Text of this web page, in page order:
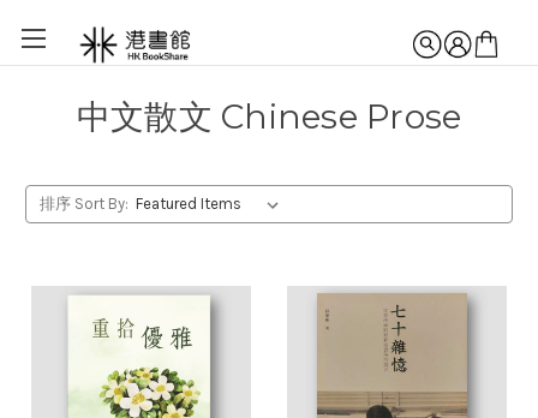
中文散文 Chinese Prose
排序 Sort By: